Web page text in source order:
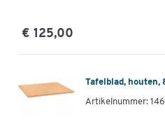
€ 125,00
Tafelblad, houten,
Artikelnummer: